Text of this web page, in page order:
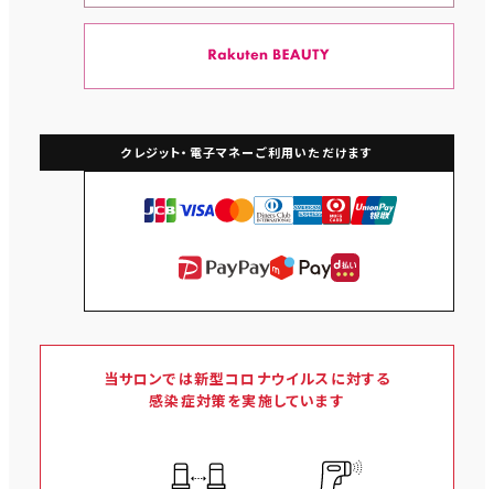
クレジット・電子マネーご利用いただけます
当サロンでは新型コロナウイルスに対する
感染症対策を実施しています